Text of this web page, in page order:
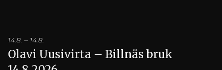
14.8. – 14.8.
Olavi Uusivirta – Billnäs bruk